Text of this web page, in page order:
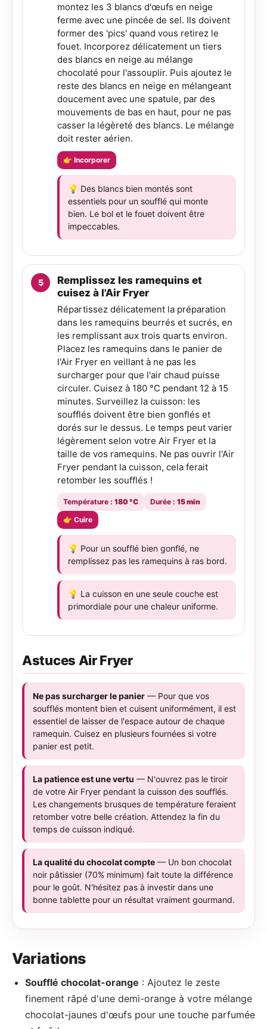
montez les 3 blancs d'œufs en neige
ferme avec une pincée de sel. Ils doivent
former des 'pics' quand vous retirez le
fouet. Incorporez délicatement un tiers
des blancs en neige au mélange
chocolaté pour l'assouplir. Puis ajoutez le
reste des blancs en neige en mélangeant
doucement avec une spatule, par des
mouvements de bas en haut, pour ne pas
casser la légèreté des blancs. Le mélange
doit rester aérien.
👉 Incorporer
💡 Des blancs bien montés sont
essentiels pour un soufflé qui monte
bien. Le bol et le fouet doivent être
impeccables.
Remplissez les ramequins et
cuisez à l'Air Fryer
Répartissez délicatement la préparation
dans les ramequins beurrés et sucrés, en
les remplissant aux trois quarts environ.
Placez les ramequins dans le panier de
l'Air Fryer en veillant à ne pas les
surcharger pour que l'air chaud puisse
circuler. Cuisez à 180 °C pendant 12 à 15
minutes. Surveillez la cuisson: les
soufflés doivent être bien gonflés et
dorés sur le dessus. Le temps peut varier
légèrement selon votre Air Fryer et la
taille de vos ramequins. Ne pas ouvrir l'Air
Fryer pendant la cuisson, cela ferait
retomber les soufflés !
Température : 180 °C Durée : 15 min
👉 Cuire
💡 Pour un soufflé bien gonflé, ne
remplissez pas les ramequins à ras bord.
💡 La cuisson en une seule couche est
primordiale pour une chaleur uniforme.
Astuces Air Fryer
Ne pas surcharger le panier — Pour que vos
soufflés montent bien et cuisent uniformément, il est
essentiel de laisser de l'espace autour de chaque
ramequin. Cuisez en plusieurs fournées si votre
panier est petit.
La patience est une vertu — N'ouvrez pas le tiroir
de votre Air Fryer pendant la cuisson des soufflés.
Les changements brusques de température feraient
retomber votre belle création. Attendez la fin du
temps de cuisson indiqué.
La qualité du chocolat compte — Un bon chocolat
noir pâtissier (70% minimum) fait toute la différence
pour le goût. N'hésitez pas à investir dans une
bonne tablette pour un résultat vraiment gourmand.
Variations
Soufflé chocolat-orange : Ajoutez le zeste
finement râpé d'une demi-orange à votre mélange
chocolat-jaunes d'œufs pour une touche parfumée